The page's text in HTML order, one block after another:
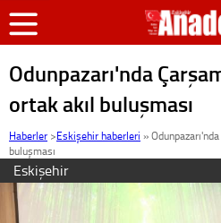
Odunpazarı'nda
ortak akıl buluşması
Haberler >Eskişehir haberleri »
buluşması
Eskişehir